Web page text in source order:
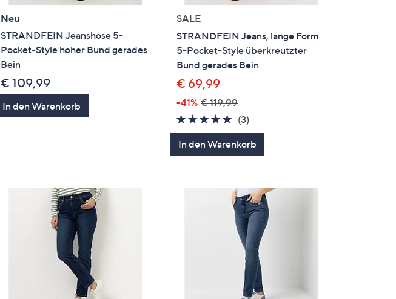
Neu
STRANDFEIN Jeanshose 5-
Pocket-Style hoher Bund gerades
Bein
€ 109,99
In den Warenkorb
SALE
STRANDFEIN Jeans, lange Form
5-Pocket-Style überkreutzter
Bund gerades Bein
€ 69,99
-41% € 119,99
5.0
von
5
(3)
Bewertungen
In den Warenkorb